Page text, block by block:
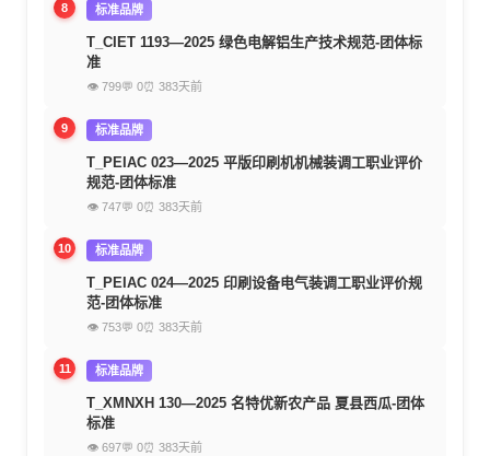
8 标准品牌
T_CIET 1193—2025 绿色电解铝生产技术规范-团体标
准
👁 799💬 0⏰ 383天前
9 标准品牌
T_PEIAC 023—2025 平版印刷机机械装调工职业评价
规范-团体标准
👁 747💬 0⏰ 383天前
10 标准品牌
T_PEIAC 024—2025 印刷设备电气装调工职业评价规
范-团体标准
👁 753💬 0⏰ 383天前
11 标准品牌
T_XMNXH 130—2025 名特优新农产品 夏县西瓜-团体
标准
👁 697💬 0⏰ 383天前